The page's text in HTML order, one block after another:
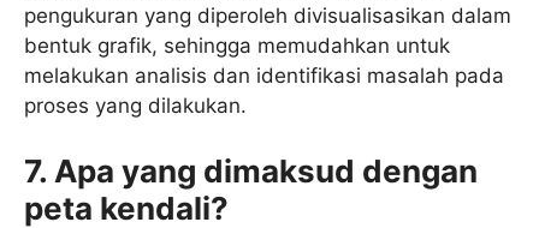
pengukuran yang diperoleh divisualisasikan dalam
bentuk grafik, sehingga memudahkan untuk
melakukan analisis dan identifikasi masalah pada
proses yang dilakukan.
7. Apa yang dimaksud dengan
peta kendali?